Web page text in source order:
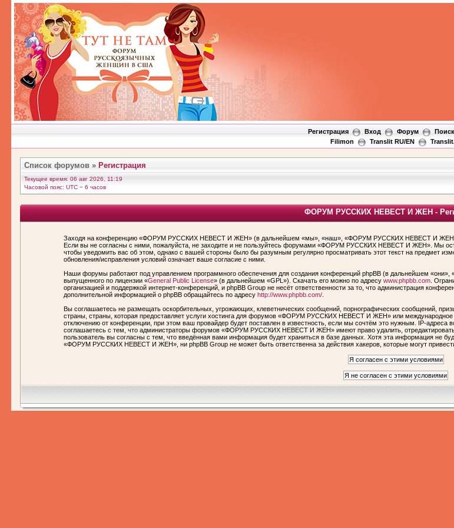
Регистрация Вход Форум Поиск
Filimon
Translit RU/EN
Список форумов » Регистрация
Текущее время: 06 авг 2026, 11:19
Часовой пояс: UTC − 6 часов
ФОРУМ РУССКИХ НЕВЕСТ И ЖЕН -
Заходя на конференцию «ФОРУМ РУССКИХ НЕВЕСТ И ЖЕН» (в дальнейшем «мы», «наш», «ФОРУМ РУССКИХ НЕВЕСТ И ЖЕН»,
Если вы не согласны с ними, пожалуйста, не заходите и не пользуйтесь форумами «ФОРУМ РУССКИХ НЕВЕСТ И ЖЕН». Мы
чтобы уведомить вас об этом, однако с вашей стороны было бы разумным регулярно просматривать этот текст на
обновления/исправления условий означает ваше согласие с ними.
Наши форумы работают под управлением программного обеспечения для создания конференций phpBB (в дальнейшем «они»,
выпущенного по лицензии «General Public License» (в дальнейшем «GPL»). Скачать его можно по адресу www.phpbb.com.
организацией и поддержкой интернет-конференций, и phpBB Group не несёт ответственности за то, что администрация
дополнительной информацией о phpBB обращайтесь по адресу http://www.phpbb.com/.
Вы соглашаетесь не размещать оскорбительных, угрожающих, клеветнических сообщений, порнографических сообщений,
страны, страны, которая предоставляет услуги хостинга для форумов «ФОРУМ РУССКИХ НЕВЕСТ И ЖЕН» или
отключению от конференции, при этом ваш провайдер будет поставлен в известность, если мы сочтём это нужным. IP-адреса
соглашаетесь с тем, что администраторы форумов «ФОРУМ РУССКИХ НЕВЕСТ И ЖЕН» имеют право удалить,
пользователь вы согласны с тем, что введённая вами информация будет храниться в базе данных. Хотя эта информация не
«ФОРУМ РУССКИХ НЕВЕСТ И ЖЕН», ни phpBB Group не может быть ответственна за действия хакеров, которые могут привести